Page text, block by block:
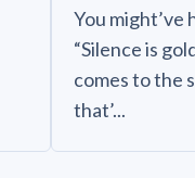
You might’ve
“Silence is
comes to the
that’...